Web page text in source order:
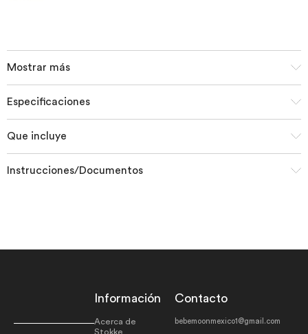
Mostrar más
Especificaciones
Que incluye
Instrucciones/Documentos
Información
Acerca de
Stokke
Contacto
bebemoonmexico1@gmail.com